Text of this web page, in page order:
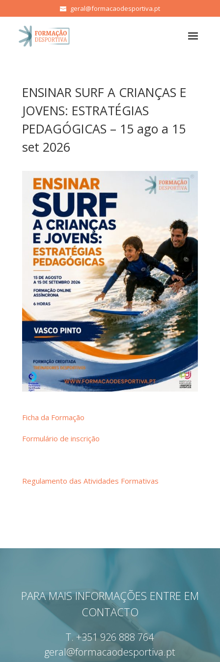
geral@formacaodesportiva.pt
ENSINAR SURF A CRIANÇAS E
JOVENS: ESTRATÉGIAS
PEDAGÓGICAS – 15 ago a 15
set 2026
Ficha da Formação
Formulário de inscrição
Regulamento das Atividades Formativas
PARA MAIS INFORMAÇÕES ENTRE EM
CONTACTO
T.+351 926 888 764
geral@formacaodesportiva.pt